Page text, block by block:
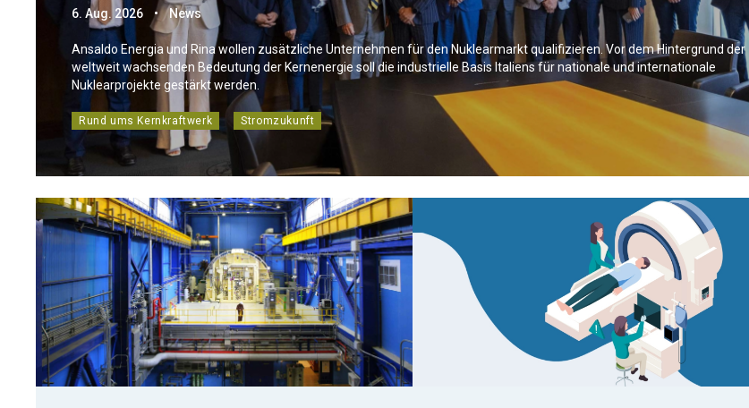
6. Aug. 2026 • News
Ansaldo Energia und Rina wollen zusätzliche Unternehmen für den Nuklearmarkt qualifizieren. Vor dem Hintergrund der
weltweit wachsenden Bedeutung der Kernenergie soll die industrielle Basis Italiens für nationale und internationale
Nuklearprojekte gestärkt werden.
Rund ums Kernkraftwerk Stromzukunft